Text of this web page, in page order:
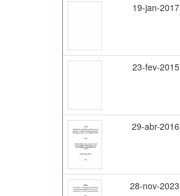
19-jan-2017
23-fev-2015
29-abr-2016
28-nov-2023